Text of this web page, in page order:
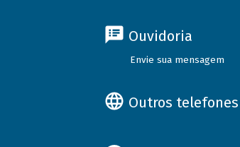
Ouvidoria
Envie sua mensagem
Outros